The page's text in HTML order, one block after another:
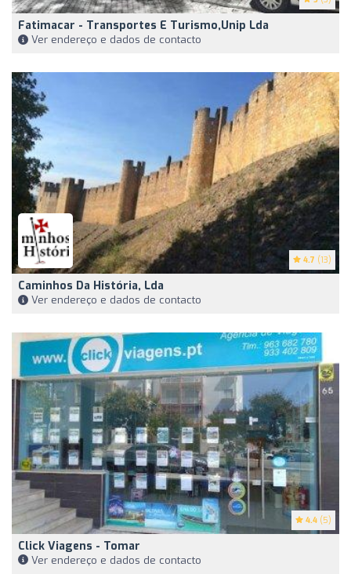
Fatimacar - Transportes E Turismo,Unip Lda
Ver endereço e dados de contacto
4.7 (13)
Caminhos Da História, Lda
Ver endereço e dados de contacto
4.4 (5)
Click Viagens - Tomar
Ver endereço e dados de contacto